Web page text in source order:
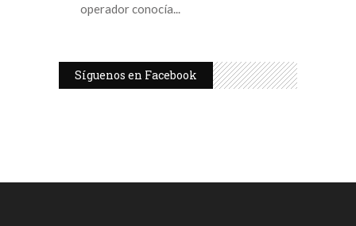
operador conocía
Síguenos en Facebook